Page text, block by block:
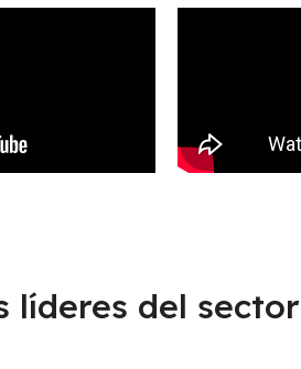
líderes del sector